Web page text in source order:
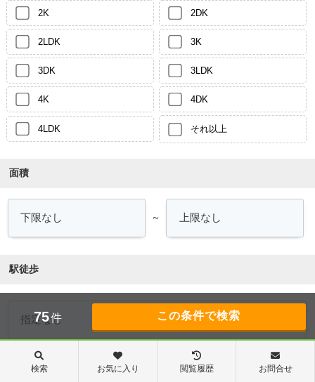
2K 2DK
2LDK 3K
3DK 3LDK
4K 4DK
4LDK それ以上
面積
～
駅徒歩
築年数
75件
検索 お気に入り 閲覧履歴 お問合せ